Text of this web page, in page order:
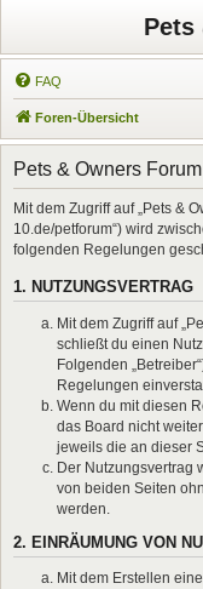
Pets
FAQ
Foren-Übersicht
Pets & Owners
Mit dem Zugriff auf „Pets &
10.de/petforum“) wird
folgenden Regelungen
1. NUTZUNGSVERTRAG
Mit dem Zugriff auf
schließt du einen
Folgenden
Regelungen
Wenn du mit diesen
das Board nicht
jeweils die an dieser
Der Nutzungsvertrag
von beiden Seiten
werden.
2. EINRÄUMUNG VON
Mit dem Erstellen